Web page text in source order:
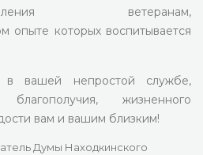
ветеранам,
опыте которых воспитывается
вашей непростой службе,
жизненного
вам и вашим близким!
Думы Находкинского